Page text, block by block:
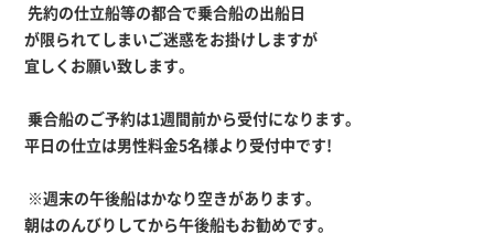
先約の仕立船等の都合で乗合船の出船日
が限られてしまいご迷惑をお掛けしますが
宜しくお願い致します。
乗合船のご予約は1週間前から受付になります。
平日の仕立は男性料金5名様より受付中です!
※週末の午後船はかなり空きがあります。
朝はのんびりしてから午後船もお勧めです。